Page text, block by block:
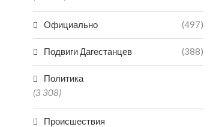
В ДАГЕСТАНЕ ВЫРОС
УРОВЕНЬ РОЗНИЧНОЙ
30.07.2026
В
ЦЕНЫ ИЗ-
Официально (497)
Подвиги Дагестанцев (388)
Политика
(3 308)
Происшествия